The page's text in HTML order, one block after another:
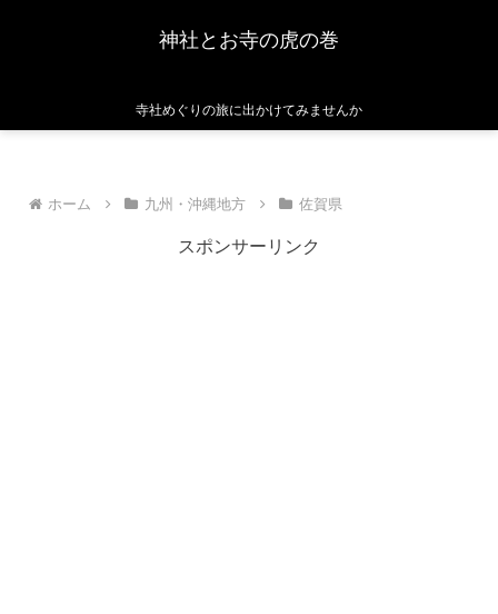
神社とお寺の虎の巻
寺社めぐりの旅に出かけてみませんか
ホーム 九州・沖縄地方 佐賀県
スポンサーリンク